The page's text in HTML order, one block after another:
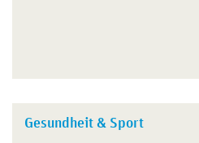
Gesundheit & Sport